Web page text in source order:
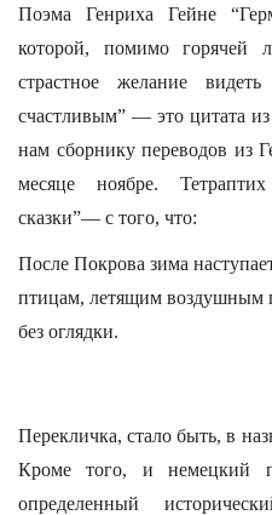
Поэма Генриха Гейне
которой, помимо горячей
страстное желание
счастливым” — это цитата
нам сборнику переводов из
месяце ноябре.
сказки”— с того, что:
После Покрова зима
птицам, летящим воздушным
без оглядки.
Перекличка, стало быть, в
Кроме того, и немецкий
определенный